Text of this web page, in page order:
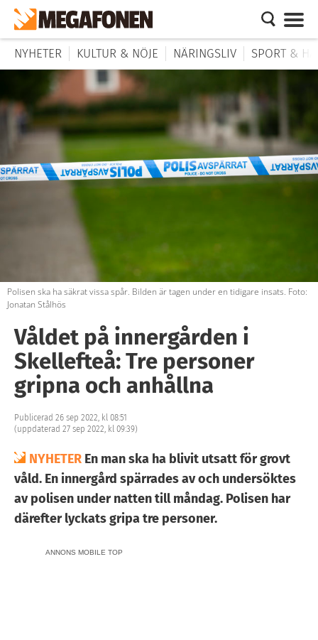
NYHETER KULTUR & NÖJE NÄRINGSLIV SPORT &
Polisen ska ha säkrat vissa spår. Bilden är tagen under en tidigare insats. Foto:
Jonatan Stålhös
Våldet på innergården i
Skellefteå: Tre personer
gripna och anhållna
Publicerad 26 sep 2022, kl 08:51
(uppdaterad 27 sep 2022, kl 09:39)
NYHETER En man ska ha blivit utsatt för grovt
våld. En innergård spärrades av och undersöktes
av polisen under natten till måndag. Polisen har
därefter lyckats gripa tre personer.
ANNONS MOBILE TOP